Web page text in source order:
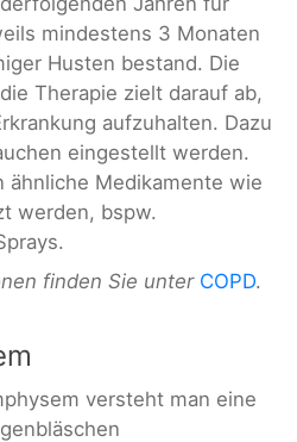
mindestens 3 Monaten
Husten bestand. Die
Therapie zielt darauf ab,
aufzuhalten. Dazu
eingestellt werden.
ähnliche Medikamente wie
werden, bspw.
finden Sie unter COPD.
versteht man eine